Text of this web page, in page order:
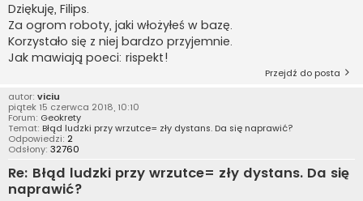
Dziękuję, Filips.
Za ogrom roboty, jaki włożyłeś w bazę.
Korzystało się z niej bardzo przyjemnie.
Jak mawiają poeci: rispekt!
Przejdź do posta
autor: viciu
piątek 15 czerwca 2018, 10:10
Forum: Geokrety
Temat: Błąd ludzki przy wrzutce= zły dystans. Da się naprawić?
Odpowiedzi: 2
Odsłony: 32760
Re: Błąd ludzki przy wrzutce= zły dystans. Da się
naprawić?